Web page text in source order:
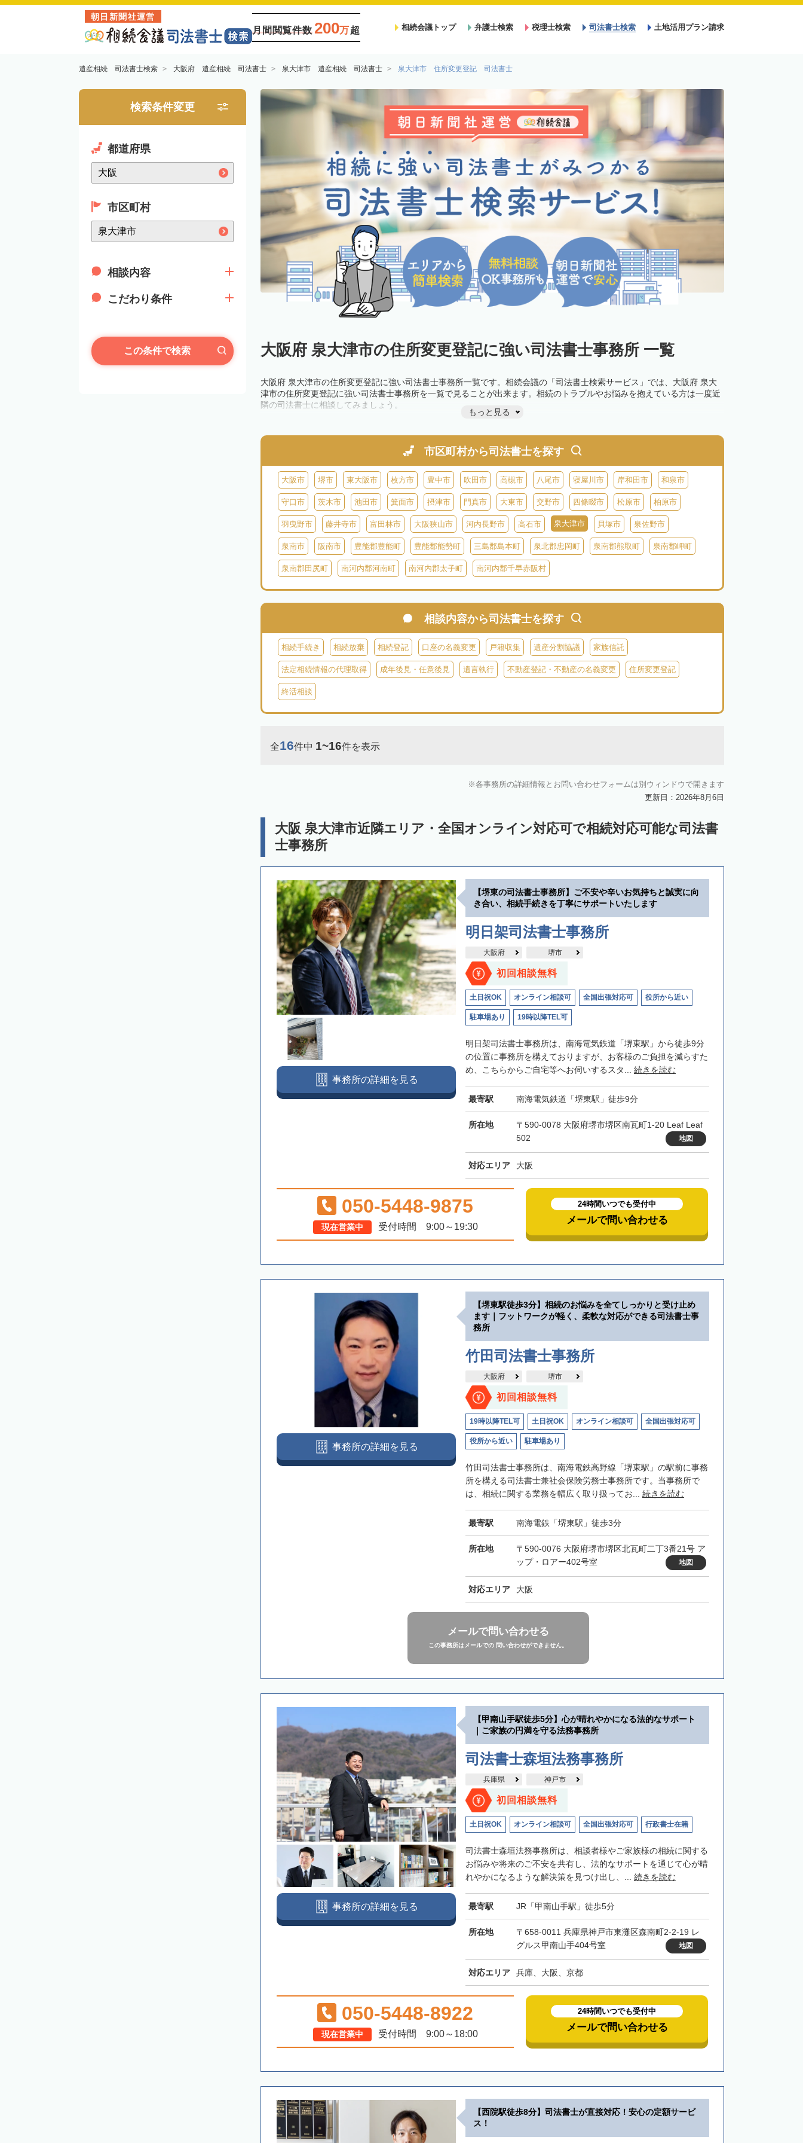
朝日新聞社運営
月間閲覧件数 200万超 相続会議トップ 弁護士検索 税理士検索 司法書士検索 土地活用プラン請求
遺産相続 司法書士検索 大阪府 遺産相続 司法書士 泉大津市 遺産相続 司法書士 泉大津市 住所変更登記 司法書士
検索条件変更
都道府県
市区町村
相談内容
こだわり条件
この条件で検索 大阪府 泉大津市の住所変更登記に強い司法書士事務所 一覧
大阪府 泉大津市の住所変更登記に強い司法書士事務所一覧です。相続会議の「司法書士検索サービス」では、大阪府 泉大
津市の住所変更登記に強い司法書士事務所を一覧で見ることが出来ます。相続のトラブルやお悩みを抱えている方は一度近
隣の司法書士に相談してみましょう。
もっと見る
市区町村から司法書士を探す
大阪市 堺市 東大阪市 枚方市 豊中市 吹田市 高槻市 八尾市 寝屋川市 岸和田市 和泉市
守口市 茨木市 池田市 箕面市 摂津市 門真市 大東市 交野市 四條畷市 松原市 柏原市
羽曳野市 藤井寺市 富田林市 大阪狭山市 河内長野市 高石市 泉大津市 貝塚市 泉佐野市
泉南市 阪南市 豊能郡豊能町 豊能郡能勢町 三島郡島本町 泉北郡忠岡町 泉南郡熊取町 泉南郡岬町
泉南郡田尻町 南河内郡河南町 南河内郡太子町 南河内郡千早赤阪村
相談内容から司法書士を探す
相続手続き 相続放棄 相続登記 口座の名義変更 戸籍収集 遺産分割協議 家族信託
法定相続情報の代理取得 成年後見・任意後見 遺言執行 不動産登記・不動産の名義変更 住所変更登記
終活相談
全16件中 1~16件を表示
各事務所の詳細情報とお問い合わせフォームは別ウィンドウで開きます
更新日：2026年8月6日
大阪 泉大津市近隣エリア・全国オンライン対応可で相続対応可能な司法書
士事務所
【堺東の司法書士事務所】ご不安や辛いお気持ちと誠実に向
き合い、相続手続きを丁寧にサポートいたします
明日架司法書士事務所
大阪府 堺市
初回相談無料
土日祝OK オンライン相談可 全国出張対応可 役所から近い
駐車場あり 19時以降TEL可
明日架司法書士事務所は、南海電気鉄道「堺東駅」から徒歩9分
の位置に事務所を構えておりますが、お客様のご負担を減らすた
め、こちらからご自宅等へお伺いするスタ... 続きを読む
最寄駅 南海電気鉄道「堺東駅」徒歩9分
所在地
〒590-0078 大阪府堺市堺区南瓦町1-20 Leaf Leaf
502
地図
対応エリア 大阪
事務所の詳細を見る
050-5448-9875
現在営業中 受付時間 9:00～19:30
24時間いつでも受付中
メールで問い合わせる
【堺東駅徒歩3分】相続のお悩みを全てしっかりと受け止め
ます｜フットワークが軽く、柔軟な対応ができる司法書士事
務所
竹田司法書士事務所
大阪府 堺市
初回相談無料
19時以降TEL可 土日祝OK オンライン相談可 全国出張対応可
役所から近い 駐車場あり
竹田司法書士事務所は、南海電鉄高野線「堺東駅」の駅前に事務
所を構える司法書士兼社会保険労務士事務所です。当事務所で
は、相続に関する業務を幅広く取り扱ってお... 続きを読む
最寄駅 南海電鉄「堺東駅」徒歩3分
所在地
〒590-0076 大阪府堺市堺区北瓦町二丁3番21号 ア
ップ・ロアー402号室
地図
対応エリア 大阪
事務所の詳細を見る
メールで問い合わせる
この事務所はメールでの 問い合わせができません。
【甲南山手駅徒歩5分】心が晴れやかになる法的なサポート
｜ご家族の円満を守る法務事務所
司法書士森垣法務事務所
兵庫県 神戸市
初回相談無料
土日祝OK オンライン相談可 全国出張対応可 行政書士在籍
司法書士森垣法務事務所は、相談者様やご家族様の相続に関する
お悩みや将来のご不安を共有し、法的なサポートを通じて心が晴
れやかになるような解決策を見つけ出し、... 続きを読む
最寄駅 JR「甲南山手駅」徒歩5分
所在地
〒658-0011 兵庫県神戸市東灘区森南町2-2-19 レ
グルス甲南山手404号室
地図
対応エリア 兵庫、大阪、京都
事務所の詳細を見る
050-5448-8922
現在営業中 受付時間 9:00～18:00
24時間いつでも受付中
メールで問い合わせる
【西院駅徒歩8分】司法書士が直接対応！安心の定額サービ
ス！